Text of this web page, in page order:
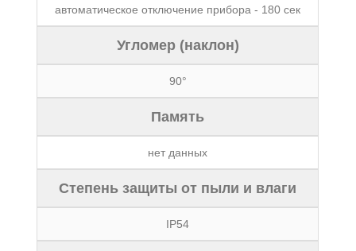
автоматическое отключение прибора - 180 сек
Угломер (наклон)
90°
Память
нет данных
Степень защиты от пыли и влаги
IP54